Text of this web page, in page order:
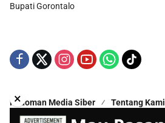
Bupati Gorontalo
Pedoman Media Siber Tentang Kami
Kontak Kami
Disclaimer
×